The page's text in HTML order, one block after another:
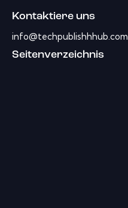
Kontaktiere uns
info@techpublishhhub.com
Seitenverzeichnis